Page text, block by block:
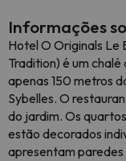
Informações
Hotel O Originals Le
Tradition) é um
apenas 150 metros
Sybelles. O
do jardim. Os
estão decorados
apresentam